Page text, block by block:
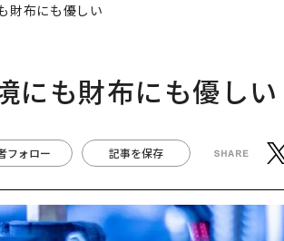
財布にも優しい
にも財布にも優しい
フォロー 記事を保存